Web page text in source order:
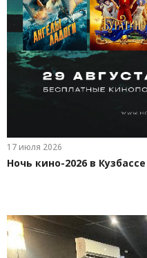
17 июля 2026
Ночь кино-2026 в Кузбассе